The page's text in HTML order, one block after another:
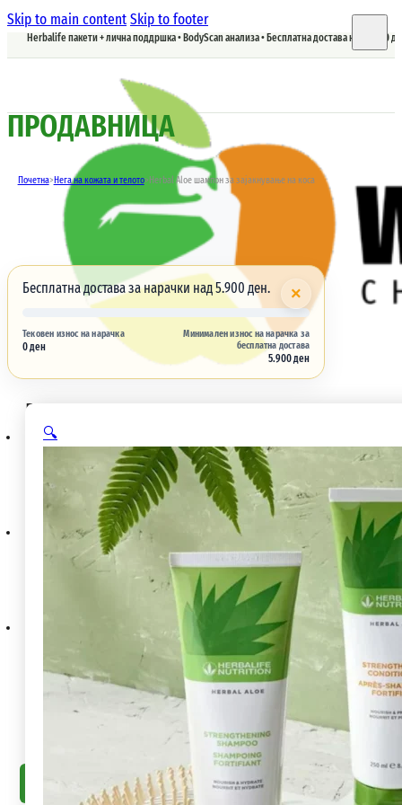
Skip to main contentSkip to footer
Herbalife пакети + лична поддршка • BodyScan анализа • Бесплатна достава над 5.900
Почетна
Постигни цел
Контрола на тежина
Здрав појадок
Повеќе
Подобра дигестија Повеќе протеин
поддршка
Нега на кожа Не знам што да изберам
Пакети
Сите пакети
Слабеење & енергија
Слабеење &
Шејк + чај + алоја Bronze месечен пакет
Silver
Gold месечен пакет
Популарни пакети
Регулирање на
Урамнотежен појадок
Енергија и
нискокалорични напитоци
Протеински ужини
Спортска
исхрана
Нега на кожата и телото Додатоци и прибор
Контакт
Побарај препорака
ПРОДАВНИЦА
Почетна>Нега на кожата и телото> Herbal Aloe шампон за зајакнување на коса
Бесплатна достава за нарачки над 5.900 ден.
Тековен износ на нарачка
0 ден
Минимален износ на нарачка за
бесплатна достава
5.900 ден
×
🔍